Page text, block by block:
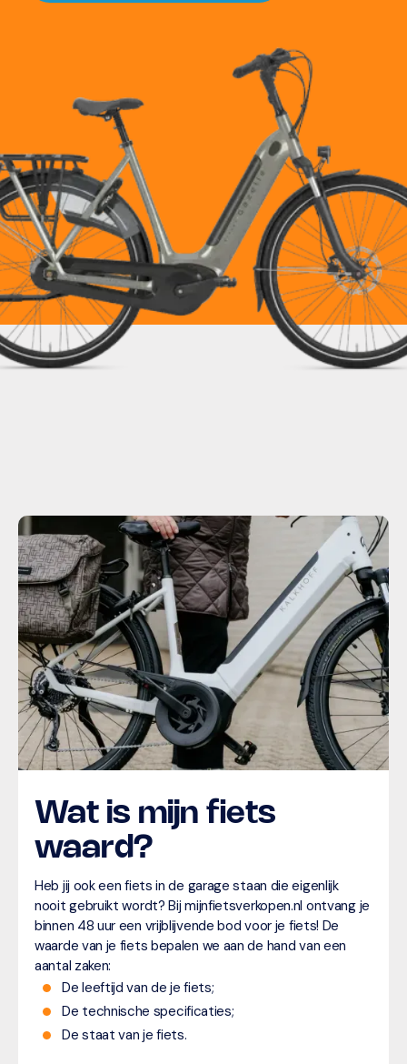
Wat is mijn fiets
waard?
Heb jij ook een fiets in de garage staan die eigenlijk
nooit gebruikt wordt? Bij mijnfietsverkopen.nl ontvang je
binnen 48 uur een vrijblijvende bod voor je fiets! De
waarde van je fiets bepalen we aan de hand van een
aantal zaken:
De leeftijd van de je fiets;
De technische specificaties;
De staat van je fiets.